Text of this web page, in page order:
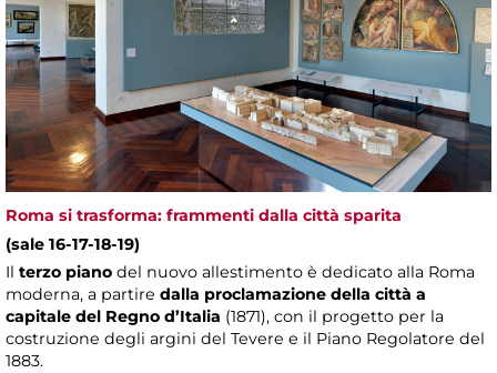
Roma si trasforma: frammenti dalla città sparita
(sale 16-17-18-19)
Il terzo piano del nuovo allestimento è dedicato alla Roma
moderna, a partire dalla proclamazione della città a
capitale del Regno d’Italia (1871), con il progetto per la
costruzione degli argini del Tevere e il Piano Regolatore del
1883.